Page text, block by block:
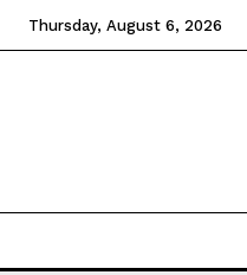
Thursday, August 6, 2026